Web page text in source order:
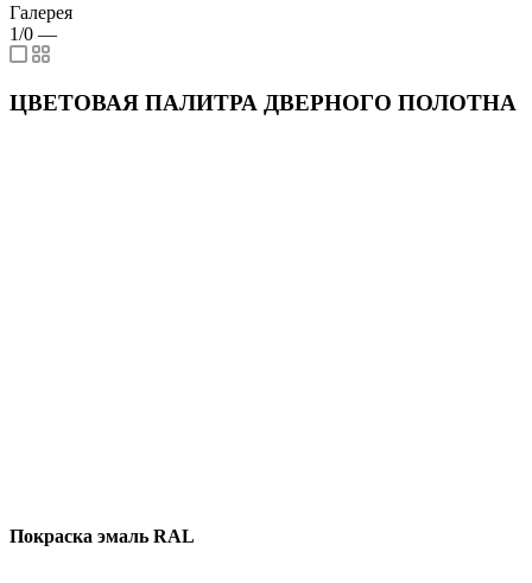
Галерея
1/0 —
ЦВЕТОВАЯ ПАЛИТРА ДВЕРНОГО ПОЛОТНА
Покраска эмаль RAL